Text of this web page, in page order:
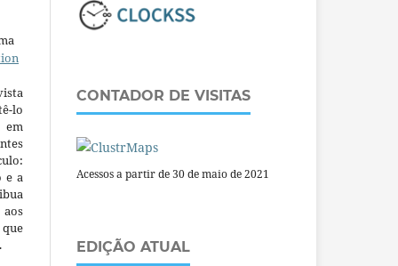
lo
em
e a
CONTADOR DE VISITAS
Acessos a partir de 30 de maio de 2021
EDIÇÃO ATUAL